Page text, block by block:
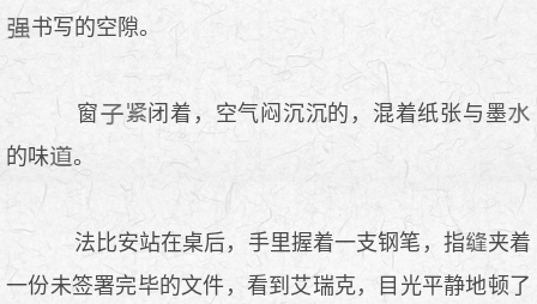
书写的空隙。
窗
闭着，空气闷沉沉的，混着纸张与墨
的味
。
法比安站在桌后，手里握着一支钢笔，指
夹着
一份未签署完毕的文件，看到艾瑞克，目光平静地顿了